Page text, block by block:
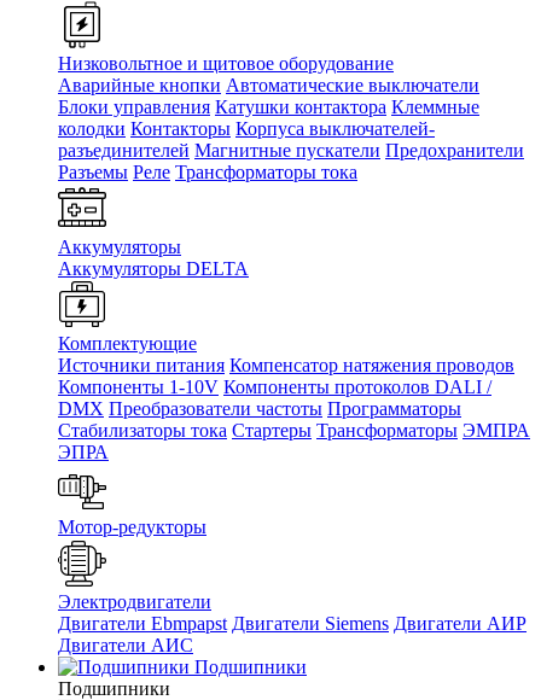
Низковольтное и щитовое оборудование
Аварийные кнопки Автоматические выключатели
Блоки управления Катушки контактора Клеммные
колодки Контакторы Корпуса выключателей-
разъединителей Магнитные пускатели Предохранители
Разъемы Реле Трансформаторы тока
Аккумуляторы
Аккумуляторы DELTA
Комплектующие
Источники питания Компенсатор натяжения проводов
Компоненты 1-10V Компоненты протоколов DALI /
DMX Преобразователи частоты Программаторы
Стабилизаторы тока Стартеры Трансформаторы ЭМПРА
ЭПРА
Мотор-редукторы
Электродвигатели
Двигатели Ebmpapst Двигатели Siemens Двигатели АИР
Двигатели АИС
Подшипники
Подшипники